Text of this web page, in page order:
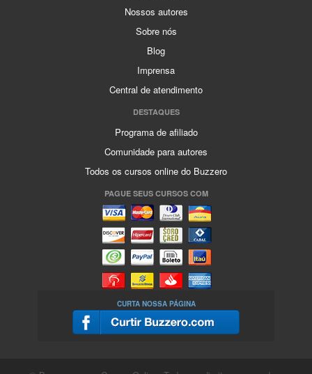
Nossos autores
Sobre nós
Blog
Imprensa
Central de atendimento
DESTAQUES
Programa de afiliado
Comunidade para autores
Todos os cursos online do Buzzero
PAGUE SEUS CURSOS COM
CURTA NOSSA PÁGINA